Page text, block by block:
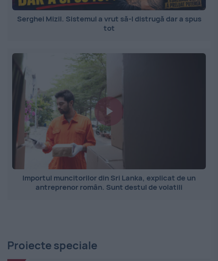
Serghei Mizil. Sistemul a vrut să-l distrugă dar a spus
tot
Importul muncitorilor din Sri Lanka, explicat de un
antreprenor român. Sunt destul de volatili
Proiecte speciale